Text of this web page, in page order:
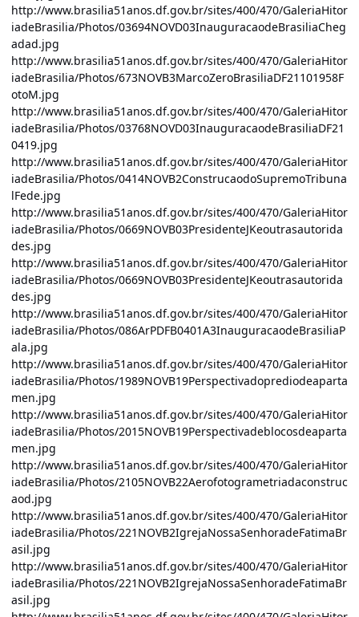
http://www.brasilia51anos.df.gov.br/sites/400/470/GaleriaHitor
iadeBrasilia/Photos/03694NOVD03InauguracaodeBrasiliaCheg
adad.jpg
http://www.brasilia51anos.df.gov.br/sites/400/470/GaleriaHitor
iadeBrasilia/Photos/673NOVB3MarcoZeroBrasiliaDF21101958F
otoM.jpg
http://www.brasilia51anos.df.gov.br/sites/400/470/GaleriaHitor
iadeBrasilia/Photos/03768NOVD03InauguracaodeBrasiliaDF21
0419.jpg
http://www.brasilia51anos.df.gov.br/sites/400/470/GaleriaHitor
iadeBrasilia/Photos/0414NOVB2ConstrucaodoSupremoTribuna
lFede.jpg
http://www.brasilia51anos.df.gov.br/sites/400/470/GaleriaHitor
iadeBrasilia/Photos/0669NOVB03PresidenteJKeoutrasautorida
des.jpg
http://www.brasilia51anos.df.gov.br/sites/400/470/GaleriaHitor
iadeBrasilia/Photos/0669NOVB03PresidenteJKeoutrasautorida
des.jpg
http://www.brasilia51anos.df.gov.br/sites/400/470/GaleriaHitor
iadeBrasilia/Photos/086ArPDFB0401A3InauguracaodeBrasiliaP
ala.jpg
http://www.brasilia51anos.df.gov.br/sites/400/470/GaleriaHitor
iadeBrasilia/Photos/1989NOVB19Perspectivadoprediodeaparta
men.jpg
http://www.brasilia51anos.df.gov.br/sites/400/470/GaleriaHitor
iadeBrasilia/Photos/2015NOVB19Perspectivadeblocosdeaparta
men.jpg
http://www.brasilia51anos.df.gov.br/sites/400/470/GaleriaHitor
iadeBrasilia/Photos/2105NOVB22Aerofotogrametriadaconstruc
aod.jpg
http://www.brasilia51anos.df.gov.br/sites/400/470/GaleriaHitor
iadeBrasilia/Photos/221NOVB2IgrejaNossaSenhoradeFatimaBr
asil.jpg
http://www.brasilia51anos.df.gov.br/sites/400/470/GaleriaHitor
iadeBrasilia/Photos/221NOVB2IgrejaNossaSenhoradeFatimaBr
asil.jpg